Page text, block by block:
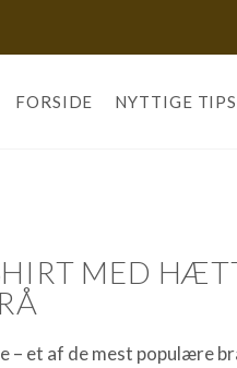
FORSIDE NYTTIGE TIPS
MED
– et af de mest populære